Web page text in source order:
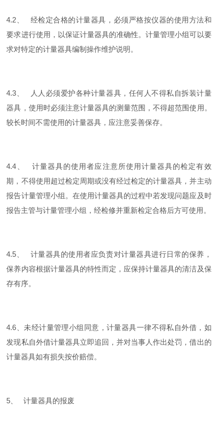
4.2、 经检定合格的计量器具，必须严格按仪器的使用方法和
要求进行使用，以保证计量器具的准确性。计量管理小组可以要
求对特定的计量器具编制操作维护说明。
4.3、 人人必须爱护各种计量器具，任何人不得私自拆装计量
器具，使用时必须注意计量器具的测量范围，不得超范围使用。
较长时间不需使用的计量器具，应注意妥善保存。
4.4、 计量器具的使用者应注意所使用计量器具的检定有效
期，不得使用超过检定周期或没有经过检定的计量器具，并主动
报告计量管理小组。在使用计量器具的过程中若发现问题应及时
报告主管与计量管理小组，经检修并重新检定合格后方可使用。
4.5、 计量器具的使用者应负责对计量器具进行日常的保养，
保养内容根据计量器具的特性而定，应保持计量器具的清洁及保
存有序。
4.6、未经计量管理小组同意，计量器具一律不得私自外借，如
发现私自外借计量器具立即追回，并对当事人作出处罚，借出的
计量器具如有损失按价赔偿。
5、 计量器具的报废